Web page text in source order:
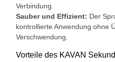
Verbindung.
Sauber und Effizient: Der
kontrollierte Anwendung ohne
Verschwendung.
Vorteile des KAVAN